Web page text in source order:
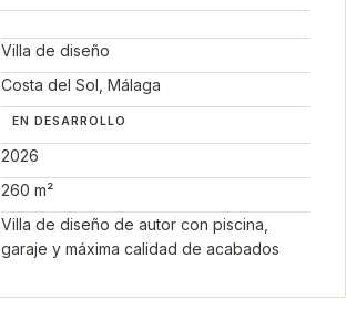
Villa de diseño
Costa del Sol, Málaga
EN DESARROLLO
2026
260 m²
Villa de diseño de autor con piscina,
garaje y máxima calidad de acabados